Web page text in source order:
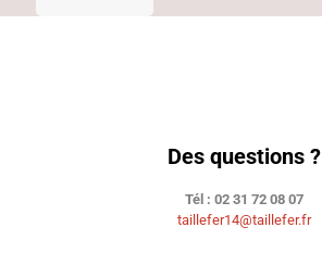
Des questions ?
Tél : 02 31 72 08 07
taillefer14@taillefer.fr